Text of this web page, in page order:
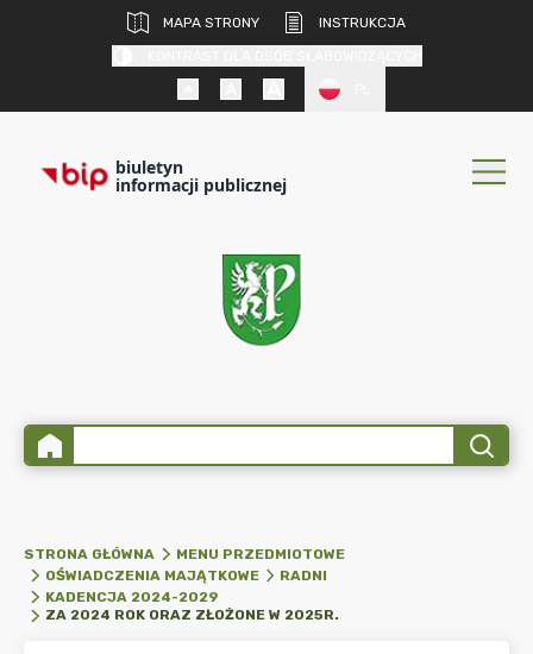
MAPA STRONY
INSTRUKCJA
biuletyn
informacji publicznej
STRONA GŁÓWNA
MENU PRZEDMIOTOWE
OŚWIADCZENIA MAJĄTKOWE
RADNI
KADENCJA 2024-2029
ZA 2024 ROK ORAZ ZŁOŻONE W 2025R.